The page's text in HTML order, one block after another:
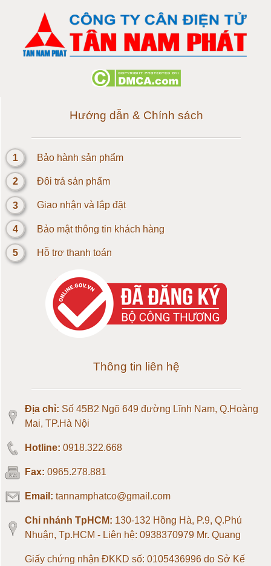
Cân điện tử 150 tấn
Loadcell 300g
Cảm biến Loadcell 2kg
Loadcell 3kg
Loadcell 5kg
Loadcell 10kg
Loadcell 20kg
Loadcell 30kg
Loadcell 50kg
Loadcell 150kg
Loadcell 200kg
Loadcell 300kg
Loadcell 1 tấn
Hướng dẫn & Chính sách
1 Bảo hành sản phẩm
2 Đôi trả sản phẩm
3 Giao nhận và lắp đặt
4 Bảo mật thông tin khách hàng
5 Hỗ trợ thanh toán
Thông tin liên hệ
Địa chỉ: Số 45B2 Ngõ 649 đường Lĩnh Nam, Q.Hoàng
Mai, TP.Hà Nội
Hotline: 0918.322.668
Fax: 0965.278.881
Email: tannamphatco@gmail.com
Chi nhánh TpHCM: 130-132 Hồng Hà, P.9, Q.Phú
Nhuận, Tp.HCM - Liên hệ: 0938370979 Mr. Quang
Giấy chứng nhận ĐKKD số: 0105436996 do Sở Kế